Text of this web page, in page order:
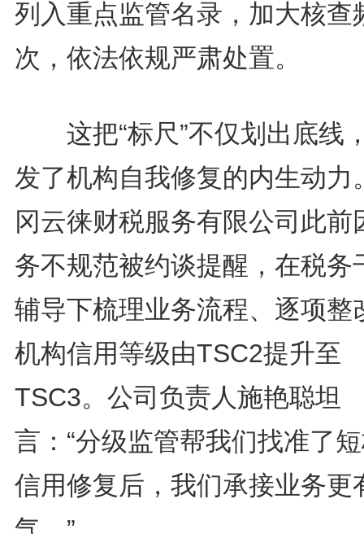
列入重点监管名录，加大核查
次，依法依规严肃处置。
这把“标尺”不仅划出底线
发了机构自我修复的内生动力
冈云徕财税服务有限公司此前
务不规范被约谈提醒，在税务
辅导下梳理业务流程、逐项整
机构信用等级由TSC2提升至
TSC3。公司负责人施艳聪坦
言：“分级监管帮我们找准了
信用修复后，我们承接业务更